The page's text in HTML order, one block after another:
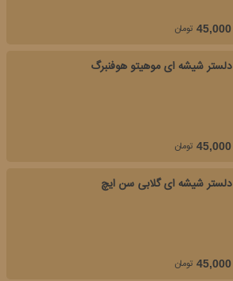
45,000 تومان
دلستر شیشه ای موهیتو هوفنبرگ
45,000 تومان
دلستر شیشه ای گلابی سن ایچ
45,000 تومان